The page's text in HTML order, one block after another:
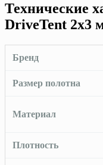
Технические
DriveTent 2х3
Бренд
Размер полотна
Материал
Плотность